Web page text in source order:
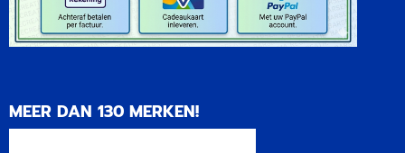
MEER DAN 130 MERKEN!